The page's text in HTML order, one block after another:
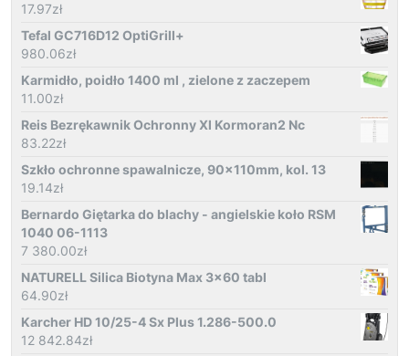
17.97zł
Tefal GC716D12 OptiGrill+
980.06zł
Karmidło, poidło 1400 ml , zielone z zaczepem
11.00zł
Reis Bezrękawnik Ochronny Xl Kormoran2 Nc
83.22zł
Szkło ochronne spawalnicze, 90x110mm, kol. 13
19.14zł
Bernardo Giętarka do blachy - angielskie koło RSM
1040 06-1113
7 380.00zł
NATURELL Silica Biotyna Max 3x60 tabl
64.90zł
Karcher HD 10/25-4 Sx Plus 1.286-500.0
12 842.84zł